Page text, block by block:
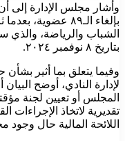
وأشار مجلس الإدارة
بإلغاء الـ٨٩
الشباب والرياضة، والذي
بتاريخ ٨ نوفمبر ٢٠٢٤.
وفيما يتعلق بما أثير
لإدارة النادي، أوضح
المجلس أو تعيين لجنة
اللائحة المالية حال